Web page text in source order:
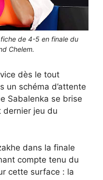
de 4-5 en finale du
Chelem.
dès le tout
un schéma d’attente
Sabalenka se brise
dernier jeu du
dans la finale
compte tenu du
cette surface : la